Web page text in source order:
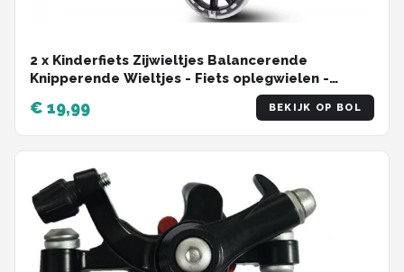
2 x Kinderfiets Zijwieltjes Balancerende
Knipperende Wieltjes - Fiets oplegwielen -
Geschikt voor 12-20 Inch Fietsen - Verstelbare
Balancerende Wieltjes - Met Knipperend Effect -
Antislip - Geluidsarm
€ 19,99 BEKIJK OP BOL